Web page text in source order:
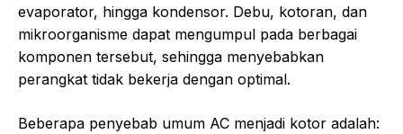
evaporator, hingga kondensor. Debu, kotoran, dan
mikroorganisme dapat mengumpul pada berbagai
komponen tersebut, sehingga menyebabkan
perangkat tidak bekerja dengan optimal.
Beberapa penyebab umum AC menjadi kotor adalah: